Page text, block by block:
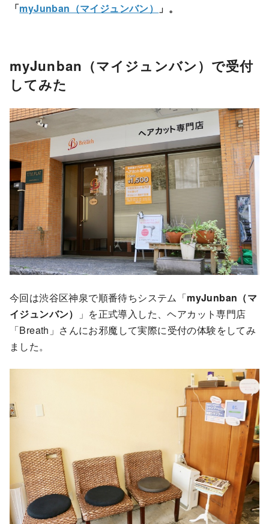
「myJunban（マイジュンバン） 」。
myJunban（マイジュンバン）で受付
してみた
今回は渋谷区神泉で順番待ちシステム「myJunban（マ
イジュンバン）
」を正式導入した、ヘアカット専門店
「Breath」さんにお邪魔して実際に受付の体験をしてみ
ました。